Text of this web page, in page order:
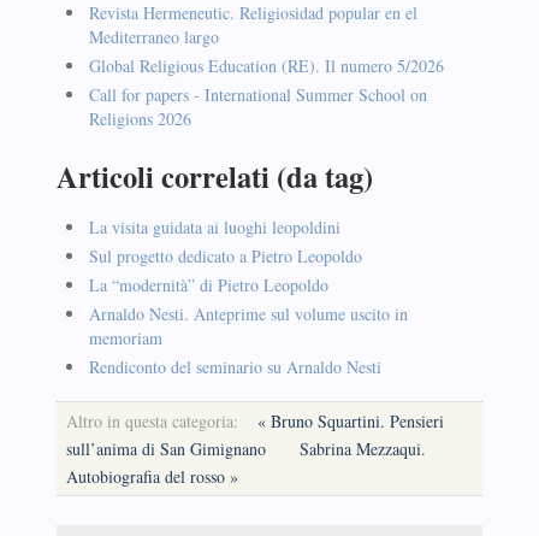
Revista Hermeneutic. Religiosidad popular en el
Mediterraneo largo
Global Religious Education (RE). Il numero 5/2026
Call for papers - International Summer School on
Religions 2026
Articoli correlati (da tag)
La visita guidata ai luoghi leopoldini
Sul progetto dedicato a Pietro Leopoldo
La “modernità” di Pietro Leopoldo
Arnaldo Nesti. Anteprime sul volume uscito in
memoriam
Rendiconto del seminario su Arnaldo Nesti
Altro in questa categoria:
« Bruno Squartini. Pensieri
sull’anima di San Gimignano
Sabrina Mezzaqui.
Autobiografia del rosso »